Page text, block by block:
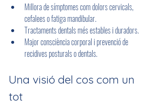
Millora de símptomes com dolors cervicals,
cefalees o fatiga mandibular.
Tractaments dentals més estables i duradors.
Major consciència corporal i prevenció de
recidives posturals o dentals.
Una visió del cos com un
tot